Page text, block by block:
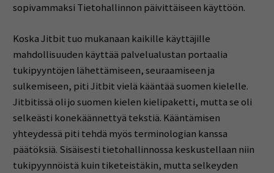
sopivammaksi Tietohallinnon päivittäiseen käyttöön.
Koska Jitbit tuo mukanaan kaikille käyttäjille
mahdollisuuden käyttää palvelualustan portaalia
tukipyyntöjen lähettämiseen, seuraamiseen ja
sulkemiseen, piti Jitbit vielä kääntää suomen kielelle.
Jitbitissä oli jo suomen kielen kielipaketti, mutta se oli
selkeästi konekäännettyä tekstiä. Kääntämisen
yhteydessä piti tehdä myös terminologian kanssa
päätöksiä. Sisäisesti tietohallinnossa keskustellaan niin
tukipyynnöistä kuin tiketeistäkin, mutta selkeyden